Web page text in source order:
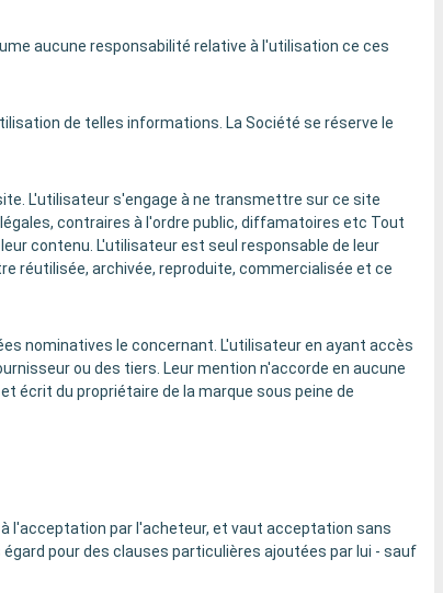
aucune responsabilité relative à l'utilisation ce ces
de telles informations. La Société se réserve le
L'utilisateur s'engage à ne transmettre sur ce site
contraires à l'ordre public, diffamatoires etc Tout
contenu. L'utilisateur est seul responsable de leur
réutilisée, archivée, reproduite, commercialisée et ce
nominatives le concernant. L'utilisateur en ayant accès
ou des tiers. Leur mention n'accorde en aucune
écrit du propriétaire de la marque sous peine de
à l'acceptation par l'acheteur, et vaut acceptation sans
pour des clauses particulières ajoutées par lui - sauf